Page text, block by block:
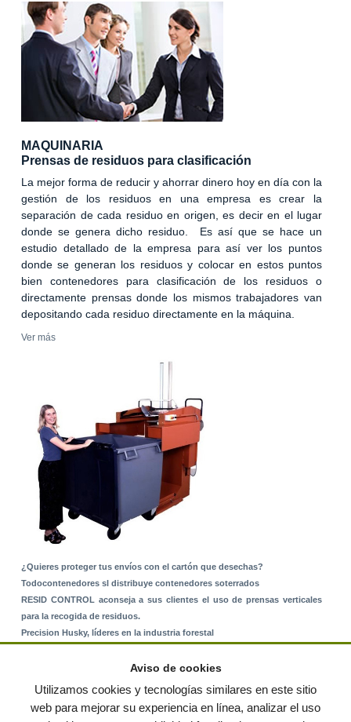
MAQUINARIA
Prensas de residuos para clasificación
La mejor forma de reducir y ahorrar dinero hoy en día con la
gestión de los residuos en una empresa es crear la
separación de cada residuo en origen, es decir en el lugar
donde se genera dicho residuo. Es así que se hace un
estudio detallado de la empresa para así ver los puntos
donde se generan los residuos y colocar en estos puntos
bien contenedores para clasificación de los residuos o
directamente prensas donde los mismos trabajadores van
depositando cada residuo directamente en la máquina.
Ver más
¿Quieres proteger tus envíos con el cartón que desechas?
Todocontenedores sl distribuye contenedores soterrados
RESID CONTROL aconseja a sus clientes el uso de prensas verticales
para la recogida de residuos.
Precision Husky, líderes en la industria forestal
Aviso de cookies
Utilizamos cookies y tecnologías similares en este sitio
web para mejorar su experiencia en línea, analizar el uso